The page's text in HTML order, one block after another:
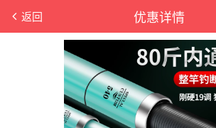
优惠详情
返回